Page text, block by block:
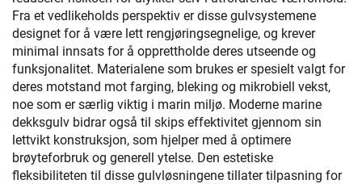
Fra et vedlikeholds perspektiv er disse gulvsystemene
designet for å være lett rengjøringsegnelige, og krever
minimal innsats for å opprettholde deres utseende og
funksjonalitet. Materialene som brukes er spesielt valgt for
deres motstand mot farging, bleking og mikrobiell vekst,
noe som er særlig viktig i marin miljø. Moderne marine
dekksgulv bidrar også til skips effektivitet gjennom sin
lettvikt konstruksjon, som hjelper med å optimere
brøyteforbruk og generell ytelse. Den estetiske
fleksibiliteten til disse gulvløsningene tillater tilpasning for